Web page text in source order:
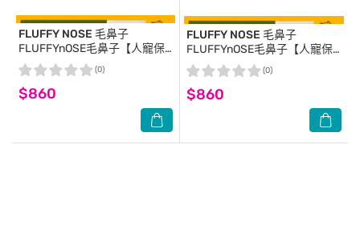
FLUFFY NOSE 毛鼻子
FLUFFYnOSE毛鼻子【人寵保
濕香氛】親膚長效芳香噴霧-玫
瑰
$860
(0)
FLUFFY NOSE 毛鼻子
FLUFFYnOSE毛鼻子【人寵保
濕香氛】親膚長效芳香噴霧烏
木與佛手柑
$860
(0)